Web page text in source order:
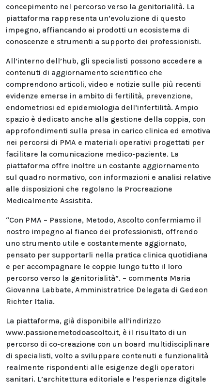
concepimento nel percorso verso la genitorialità. La
piattaforma rappresenta un’evoluzione di questo
impegno, affiancando ai prodotti un ecosistema di
conoscenze e strumenti a supporto dei professionisti.
All’interno dell’hub, gli specialisti possono accedere a
contenuti di aggiornamento scientifico che
comprendono articoli, video e notizie sulle più recenti
evidenze emerse in ambito di fertilità, prevenzione,
endometriosi ed epidemiologia dell’infertilità. Ampio
spazio è dedicato anche alla gestione della coppia, con
approfondimenti sulla presa in carico clinica ed emotiva
nei percorsi di PMA e materiali operativi progettati per
facilitare la comunicazione medico-paziente. La
piattaforma offre inoltre un costante aggiornamento
sul quadro normativo, con informazioni e analisi relative
alle disposizioni che regolano la Procreazione
Medicalmente Assistita.
“Con PMA – Passione, Metodo, Ascolto confermiamo il
nostro impegno al fianco dei professionisti, offrendo
uno strumento utile e costantemente aggiornato,
pensato per supportarli nella pratica clinica quotidiana
e per accompagnare le coppie lungo tutto il loro
percorso verso la genitorialità”. – commenta Maria
Giovanna Labbate, Amministratrice Delegata di Gedeon
Richter Italia.
La piattaforma, già disponibile all’indirizzo
www.passionemetodoascolto.it, è il risultato di un
percorso di co-creazione con un board multidisciplinare
di specialisti, volto a sviluppare contenuti e funzionalità
realmente rispondenti alle esigenze degli operatori
sanitari. L’architettura editoriale e l’esperienza digitale